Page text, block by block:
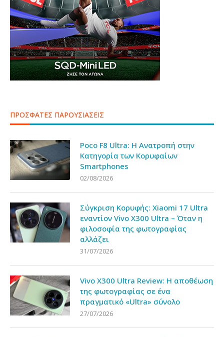
ΠΡΟΣΦΑΤΕΣ ΠΑΡΟΥΣΙΑΣΕΙΣ
Poco F8 Ultra: Η Ανατροπή στην
Κατηγορία των Κορυφαίων
Smartphones
02/08/2026
Σύγκριση Κορυφής: Xiaomi 17 Ultra
εναντίον Vivo X300 Ultra – Όταν η
φιλοσοφία της φωτογραφίας
αλλάζει
31/07/2026
Vivo X300 Ultra Review: Η αποθέωση
της φωτογραφίας σε ένα
πραγματικό «Ultra» σύνολο
27/07/2026